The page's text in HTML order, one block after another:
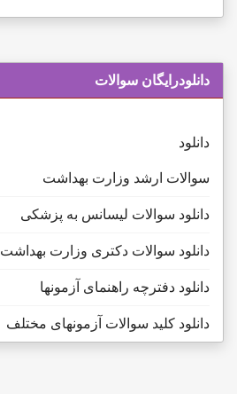
دانلودرایگان سوالات
دانلود
سوالات ارشد وزارت بهداشت
دانلود سوالات لیسانس به پزشکی
دانلود سوالات دکتری وزارت بهداشت
دانلود دفترچه راهنمای آزمونها
دانلود کلید سوالات آزمونهای مختلف